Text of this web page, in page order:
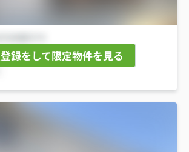
録をして限定物件を見る